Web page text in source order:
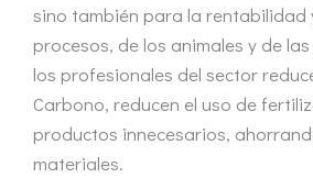
sino también para la rentabilidad
procesos, de los animales y de
los profesionales del sector
Carbono, reducen el uso de
productos innecesarios,
materiales.